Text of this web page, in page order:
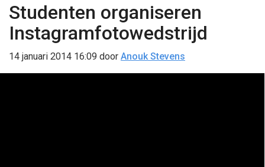
Studenten organiseren
Instagramfotowedstrijd
14 januari 2014 16:09 door Anouk Stevens